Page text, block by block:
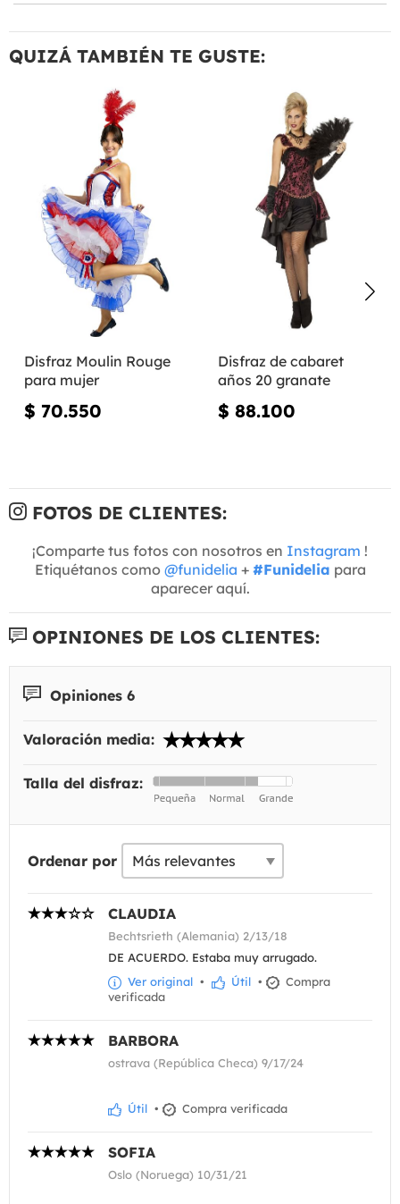
QUIZÁ TAMBIÉN TE GUSTE:
Disfraz Moulin Rouge
para mujer
$ 70.550
Disfraz de cabaret
años 20 granate
$ 88.100
FOTOS DE CLIENTES:
¡Comparte tus fotos con nosotros en Instagram !
Etiquétanos como @funidelia + #Funidelia para
aparecer aquí.
OPINIONES DE LOS CLIENTES:
Opiniones 6
Valoración media:
Talla del disfraz:
Ordenar por
CLAUDIA
Bechtsrieth (Alemania) 2/13/18
DE ACUERDO. Estaba muy arrugado.
Ver original • Útil •
Compra
verificada
BARBORA
ostrava (República Checa) 9/17/24
Útil • Compra verificada
SOFIA
Oslo (Noruega) 10/31/21